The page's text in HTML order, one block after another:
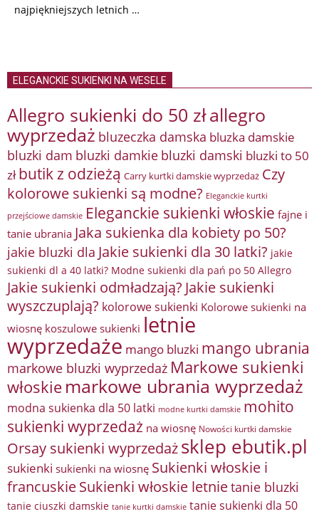
najpiękniejszych letnich …
ELEGANCKIE SUKIENKI NA WESELE
Allegro sukienki do 50 złallegro
wyprzedaż bluzeczka damska bluzka damskie
bluzki dam bluzki damkie bluzki damski bluzki to 50
zł butik z odzieżą Carry kurtki damskie wyprzedaż Czy
kolorowe sukienki są modne? Eleganckie kurtki
przejściowe damskie Eleganckie sukienki włoskie fajne i
tanie ubrania Jaka sukienka dla kobiety po 50?
jakie bluzki dla Jakie sukienki dla 30 latki? jakie
sukienki dl a 40 latki? Modne sukienki dla pań po 50 Allegro
Jakie sukienki odmładzają? Jakie sukienki
wyszczuplają? kolorowe sukienki Kolorowe sukienki na
wiosnę koszulowe sukienki letnie
wyprzedaże mango bluzki mango ubrania
markowe bluzki wyprzedaż Markowe sukienki
włoskie markowe ubrania wyprzedaż
modna sukienka dla 50 latki modne kurtki damskie mohito
sukienki wyprzedaż na wiosnę Nowości kurtki damskie
Orsay sukienki wyprzedażsklep ebutik.pl
sukienki sukienki na wiosnę Sukienki włoskie i
francuskieSukienki włoskie letnietanie bluzki
tanie ciuszki damskie tanie kurtki damskie tanie sukienki dla 50